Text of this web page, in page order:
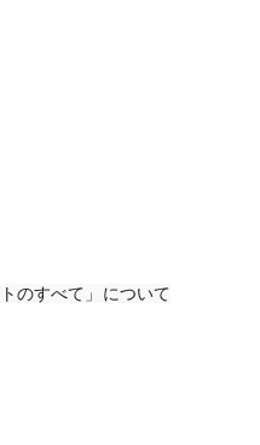
のすべて」について